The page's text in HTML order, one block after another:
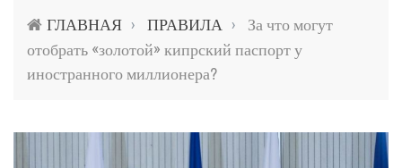
ГЛАВНАЯ › ПРАВИЛА ›
За что могут
отобрать «золотой» кипрский паспорт у
иностранного миллионера?